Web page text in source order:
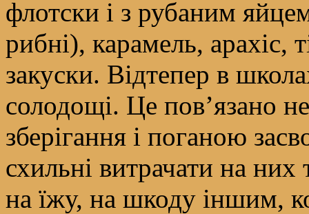
флотски і з рубаним
рибні), карамель, арахіс,
закуски. Відтепер в
солодощі. Це пов’язано
зберігання і поганою
схильні витрачати на них
на їжу, на шкоду іншим,